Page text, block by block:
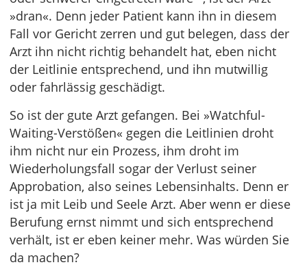
»dran«. Denn jeder Patient kann ihn in diesem
Fall vor Gericht zerren und gut belegen, dass der
Arzt ihn nicht richtig behandelt hat, eben nicht
der Leitlinie entsprechend, und ihn mutwillig
oder fahrlässig geschädigt.
So ist der gute Arzt gefangen. Bei »Watchful-
Waiting-Verstößen« gegen die Leitlinien droht
ihm nicht nur ein Prozess, ihm droht im
Wiederholungsfall sogar der Verlust seiner
Approbation, also seines Lebensinhalts. Denn er
ist ja mit Leib und Seele Arzt. Aber wenn er diese
Berufung ernst nimmt und sich entsprechend
verhält, ist er eben keiner mehr. Was würden Sie
da machen?